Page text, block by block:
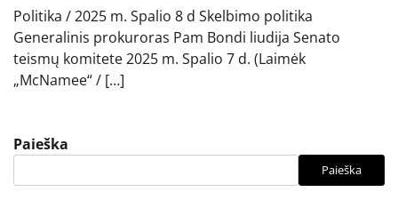
Politika / 2025 m. Spalio 8 d Skelbimo politika
Generalinis prokuroras Pam Bondi liudija Senato
teismų komitete 2025 m. Spalio 7 d. (Laimėk
„McNamee“ / […]
Paieška
Paieška